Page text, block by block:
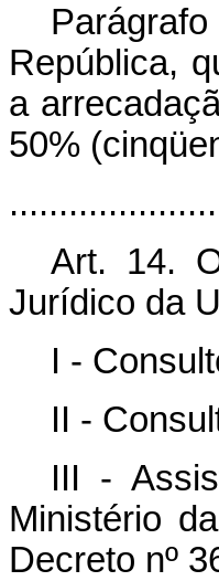
República,
a
50%
Art. 14.
Jurídico da
I -
II -
III -
Ministério
Decreto nº